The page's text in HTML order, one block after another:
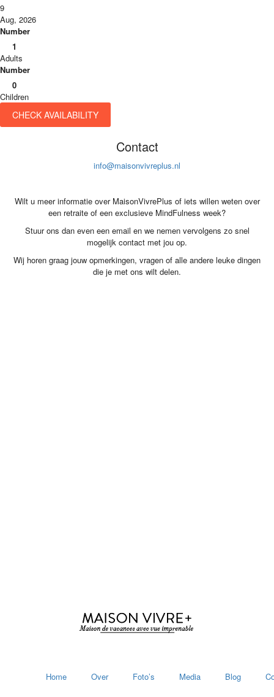
9
Aug, 2026
Number
1
Adults
Number
0
Children
CHECK AVAILABILITY
Contact
info@maisonvivreplus.nl
Wilt u meer informatie over MaisonVivrePlus of iets willen weten over
een retraite of een exclusieve MindFulness week?
Stuur ons dan even een email en we nemen vervolgens zo snel
mogelijk contact met jou op.
Wij horen graag jouw opmerkingen, vragen of alle andere leuke dingen
die je met ons wilt delen.
Home Over Foto’s Media Blog